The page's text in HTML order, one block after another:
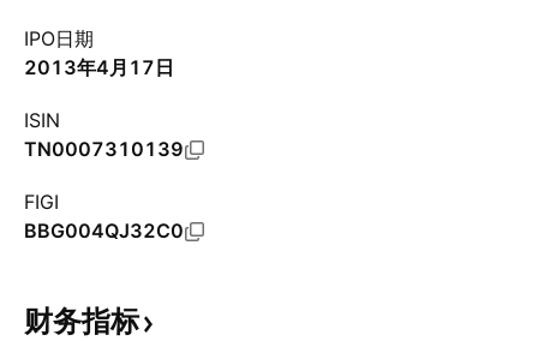
IPO日期
2013年4月17日
ISIN
TN0007310139
FIGI
BBG004QJ32C0
财务指标